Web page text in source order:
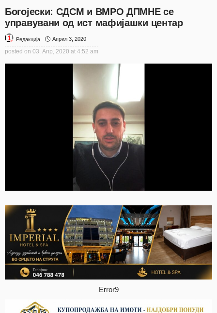
Богојески: СДСМ и ВМРО ДПМНЕ се
управувани од ист мафијашки центар
Редакција Април 3, 2020
posted on 03. Апр, 2020 at 4:52 am
Error9